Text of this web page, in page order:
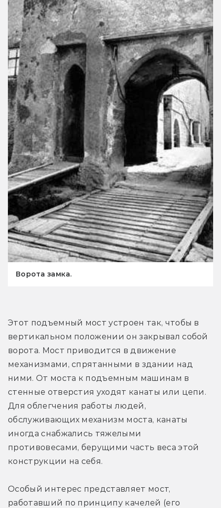
Ворота замка.
Этот подъемный мост устроен так, чтобы в
вертикальном положении он закрывал собой
ворота. Мост приводится в движение
механизмами, спрятанными в здании над
ними. От моста к подъемным машинам в
стенные отверстия уходят канаты или цепи.
Для облегчения работы людей,
обслуживающих механизм моста, канаты
иногда снабжались тяжелыми
противовесами, берущими часть веса этой
конструкции на себя.
Особый интерес представляет мост,
работавший по принципу качелей (его